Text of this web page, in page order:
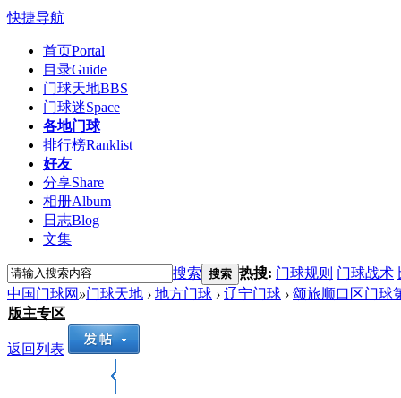
快捷导航
首页Portal
目录Guide
门球天地BBS
门球迷Space
各地门球
排行榜Ranklist
好友
分享Share
相册Album
日志Blog
文集
搜索 搜索 热搜: 门球规则 门球战术
中国门球网 »门球天地 › 地方门球 › 辽宁门球 › 颂旅顺口区门球
版主专区
返回列表